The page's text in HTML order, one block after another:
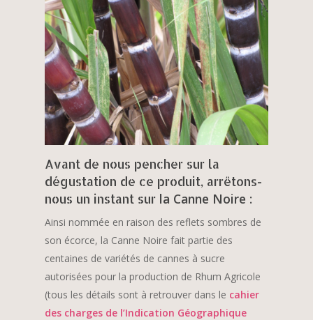
Avant de nous pencher sur la
dégustation de ce produit, arrêtons-
nous un instant sur la Canne Noire :
Ainsi nommée en raison des reflets sombres de
son écorce, la Canne Noire fait partie des
centaines de variétés de cannes à sucre
autorisées pour la production de Rhum Agricole
(tous les détails sont à retrouver dans le cahier
des charges de l’Indication Géographique